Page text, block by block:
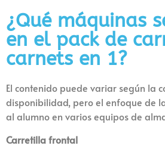
¿Qué máquinas
en el pack de
carnets en 1?
El contenido puede variar según la
disponibilidad, pero el enfoque de
al alumno en varios equipos de
Carretilla frontal